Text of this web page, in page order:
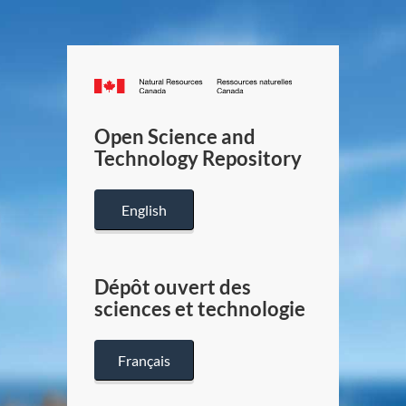
Canada.ca
/
Canada
Open Science and
Technology Repository
English
Dépôt ouvert des
sciences et technologie
Français